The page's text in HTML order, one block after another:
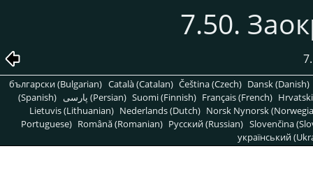
7.50.
български (Bulgarian) Català (Catalan) Čeština (Czech) Dansk (Danish)
(Spanish)
پارسی (Persian) Suomi (Finnish) Français (French)
Lietuvis (Lithuanian) Nederlands (Dutch) Norsk Nynorsk
Portuguese) Română (Romanian) Pусский (Russian) Slovenčina
український